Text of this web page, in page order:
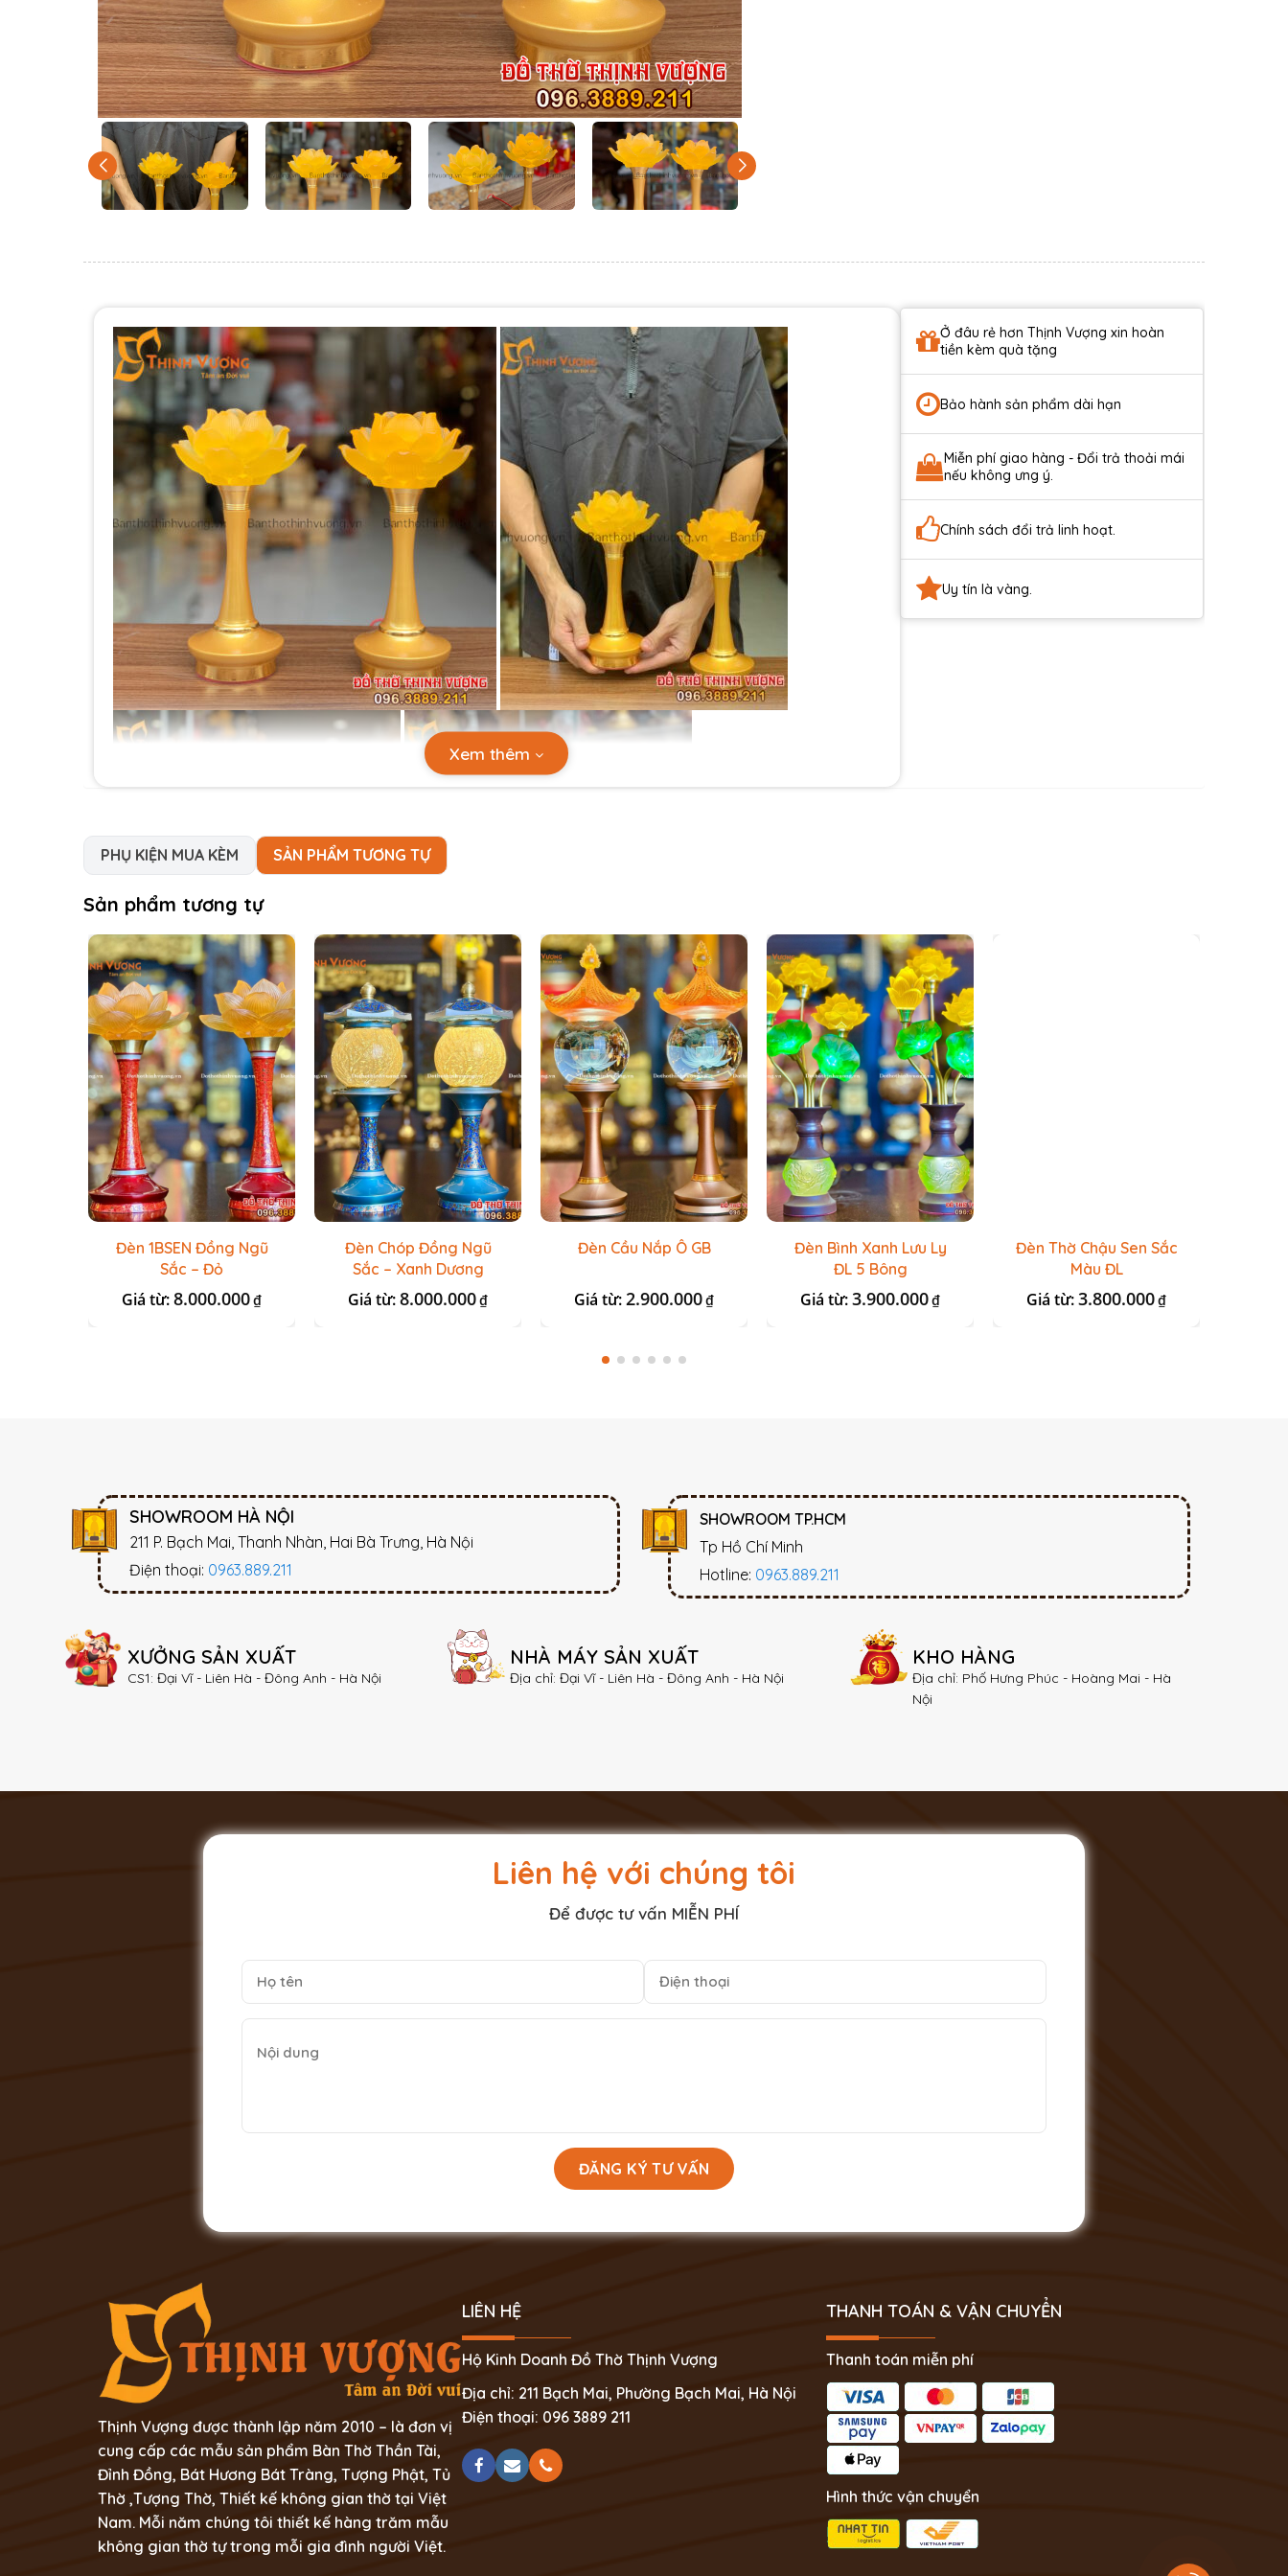
Ở đâu rẻ hơn Thịnh Vượng xin hoàn
tiền kèm quà tặng
Bảo hành sản phẩm dài hạn
Miễn phí giao hàng - Đổi trả thoải mái
nếu không ưng ý.
Chính sách đổi trả linh hoạt.
Uy tín là vàng.
Xem thêm
PHỤ KIỆN MUA KÈM SẢN PHẨM TƯƠNG TỰ
Sản phẩm tương tự
Đèn 1BSEN Đồng Ngũ
Sắc – Đỏ
Giá từ:8.000.000₫
Đèn Chóp Đồng Ngũ
Sắc – Xanh Dương
Giá từ:8.000.000₫
Đèn Cầu Nắp Ô GB
Giá từ:2.900.000₫
Đèn Bình Xanh Lưu Ly
ĐL 5 Bông
Giá từ:3.900.000₫
Đèn Thờ Chậu Sen Sắc
Màu ĐL
Giá từ:3.800.000₫
SHOWROOM HÀ NỘI
211 P. Bạch Mai, Thanh Nhàn, Hai Bà Trưng, Hà Nội
Điện thoại: 0963.889.211
SHOWROOM TP.HCM
Tp Hồ Chí Minh
Hotline: 0963.889.211
XƯỞNG SẢN XUẤT
CS1: Đại Vĩ - Liên Hà - Đông Anh - Hà Nội
NHÀ MÁY SẢN XUẤT
Địa chỉ: Đại Vĩ - Liên Hà - Đông Anh - Hà Nội
KHO HÀNG
Địa chỉ: Phố Hưng Phúc - Hoàng Mai - Hà
Nội
Liên hệ với chúng tôi
Để được tư vấn MIỄN PHÍ
Thịnh Vượng được thành lập năm 2010 – là đơn vị
cung cấp các mẫu sản phẩm Bàn Thờ Thần Tài,
Đỉnh Đồng, Bát Hương Bát Tràng, Tượng Phật, Tủ
Thờ ,Tượng Thờ, Thiết kế không gian thờ tại Việt
Nam. Mỗi năm chúng tôi thiết kế hàng trăm mẫu
không gian thờ tự trong mỗi gia đình người Việt.
LIÊN HỆ
Hộ Kinh Doanh Đồ Thờ Thịnh Vượng
Địa chỉ: 211 Bạch Mai, Phường Bạch Mai, Hà Nội
Điện thoại: 096 3889 211
THANH TOÁN & VẬN CHUYỂN
Thanh toán miễn phí
Hình thức vận chuyển